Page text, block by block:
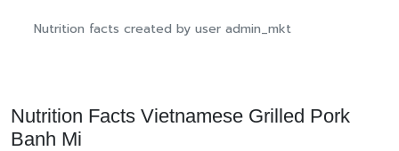
Nutrition facts created by user admin_mkt
Nutrition Facts Vietnamese Grilled Pork
Banh Mi